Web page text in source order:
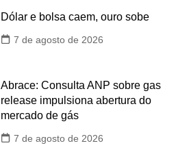
Dólar e bolsa caem, ouro sobe
7 de agosto de 2026
Abrace: Consulta ANP sobre gas
release impulsiona abertura do
mercado de gás
7 de agosto de 2026